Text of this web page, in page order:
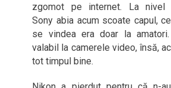
zgomot pe internet. La nivel
Sony abia acum scoate capul,
se vindea era doar la
valabil la camerele video, însă,
tot timpul bine.